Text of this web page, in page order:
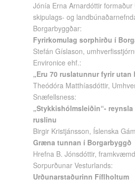
Jónía Erna Arnardóttir formaður
skipulags- og
Borgarbyggðar:
Fyrirkomulag sorphirðu í
Stefán Gíslason,
Environice ehf.:
„Eru 70 ruslatunnur fyrir utan
Theódóra Matthíasdóttir,
Snæfellsness:
„Stykkishólmsleiðin“- reynsla
ruslinu
Birgir Kristjánsson, Íslenska
Græna tunnan í Borgarbyggð
Hrefna B. Jónsdóttir,
Sorpurðunar Vesturlands:
Urðunarstaðurinn Fíflholtum